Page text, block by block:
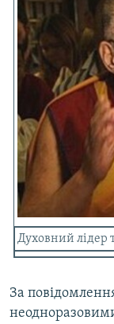
РУС
УКР
КТАТ
ДОЛУЧАЙСЯ!
Усі сайти
Духовний лідер
За